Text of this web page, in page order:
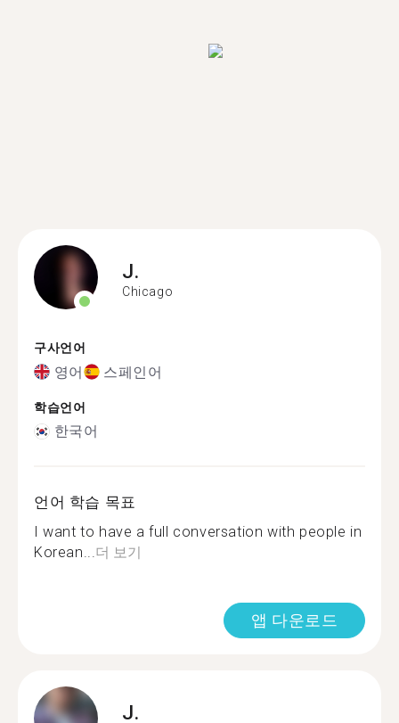
J.
Chicago
구사언어
영어 스페인어
학습언어
한국어
언어 학습 목표
I want to have a full conversation with people in
Korean...더 보기
앱 다운로드
J.